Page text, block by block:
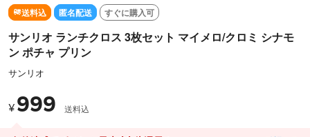
送料込 匿名配送 すぐに購入可
サンリオ ランチクロス 3枚セット マイメロ/クロミ シナモ
ン ポチャ プリン
サンリオ
¥ 999 送料込